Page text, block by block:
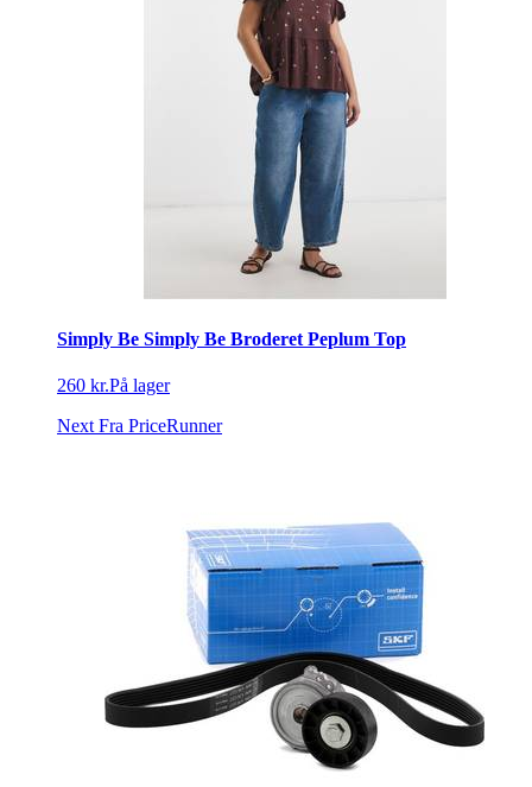
Simply Be Simply Be Broderet Peplum Top
260 kr.På lager
Next Fra PriceRunner